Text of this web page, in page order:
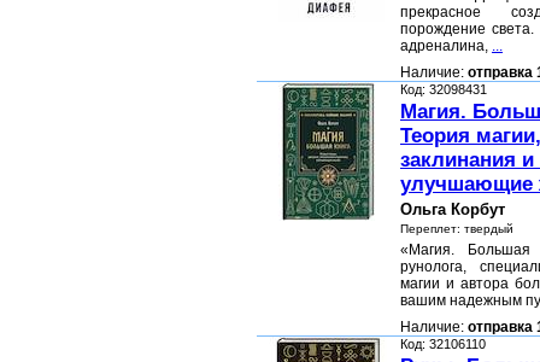
прекрасное
порождение
адреналина, ...
Наличие: отправка
Код: 32098431
Магия.
Теория
заклинания и
улучшающие
Ольга Корбут
Переплет: твердый
«Магия. Большая
рунолога,
магии и автора
вашим надежным
Наличие: отправка
Код: 32106110